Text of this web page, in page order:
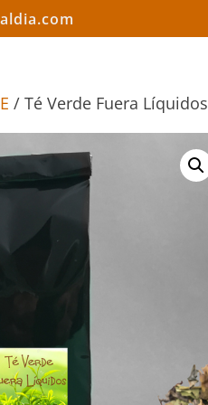
/ Té Verde Fuera Líquidos